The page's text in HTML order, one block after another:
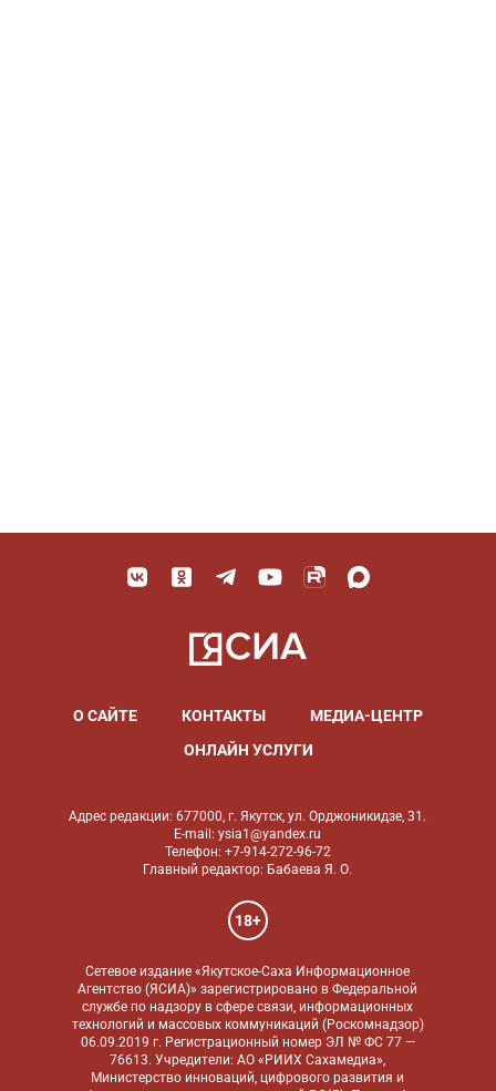
О САЙТЕ КОНТАКТЫ
МЕДИА-ЦЕНТР
ОНЛАЙН УСЛУГИ
Адрес редакции: 677000, г. Якутск, ул. Орджоникидзе, 31.
E-mail: ysia1@yandex.ru
Телефон: +7-914-272-96-72
Главный редактор: Бабаева Я. О.
18+
Сетевое издание «Якутское-Саха Информационное
Агентство (ЯСИА)» зарегистрировано в Федеральной
службе по надзору в сфере связи, информационных
технологий и массовых коммуникаций (Роскомнадзор)
06.09.2019 г. Регистрационный номер ЭЛ № ФС 77 —
76613. Учредители: АО «РИИХ Сахамедиа»,
Министерство инноваций, цифрового развития и